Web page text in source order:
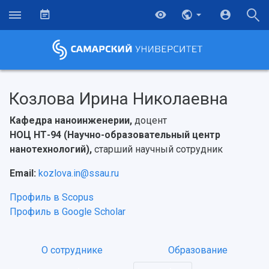
Об университете
Новости
Образование
Научно-исследовательская деятельность
Козлова Ирина Николаевна
Кафедра наноинженерии, доцент
НОЦ НТ-94 (Научно-образовательный центр
нанотехнологий), старший научный сотрудник
Email: kozlova.in@ssau.ru
Профиль в Scopus
Профиль в Google Scholar
О сотруднике Образование